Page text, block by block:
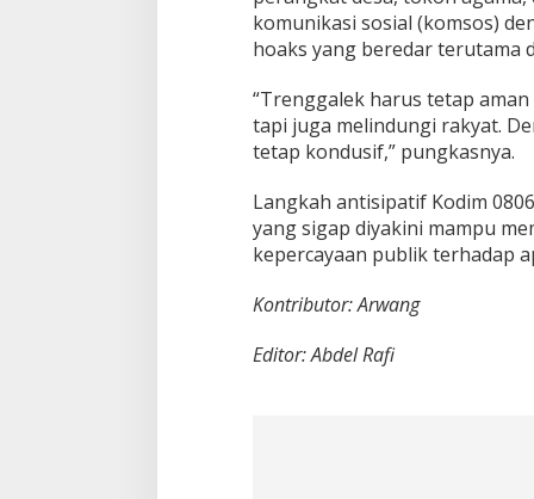
komunikasi sosial (komsos)
hoaks yang beredar terutama
“Trenggalek harus tetap
tapi juga melindungi rakyat.
tetap kondusif,” pungkasnya.
Langkah antisipatif Kodim
yang sigap diyakini mampu
kepercayaan publik terhadap
Kontributor: Arwang
Editor: Abdel Rafi